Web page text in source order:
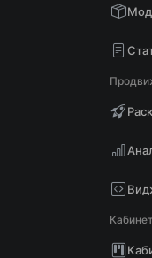
Кабинет